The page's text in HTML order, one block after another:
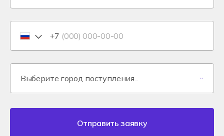
+7
Отправить заявку